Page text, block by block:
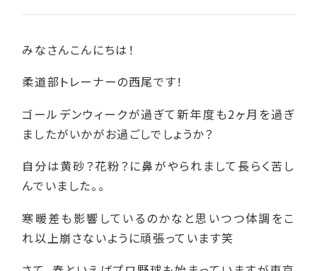
みなさんこんにちは！
柔道部トレーナーの西尾です！
ゴールデンウィークが過ぎて新年度も2ヶ月を過ぎ
ましたがいかがお過ごしでしょうか？
自分は黄砂？花粉？に鼻がやられまして長らく苦し
んでいました。。
寒暖差も影響しているのかなと思いつつ体調をこ
れ以上崩さないように頑張っています笑